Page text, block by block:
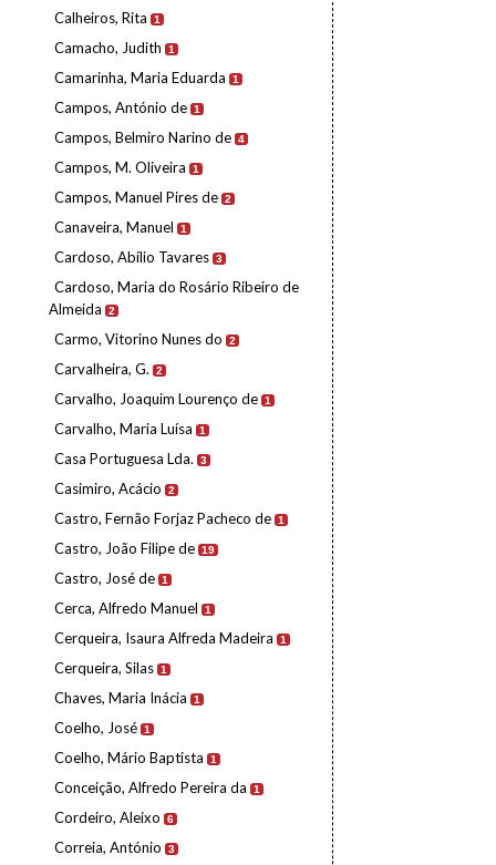
Calheiros, Rita 1
Camacho, Judith 1
Camarinha, Maria Eduarda 1
Campos, António de 1
Campos, Belmiro Narino de 4
Campos, M. Oliveira 1
Campos, Manuel Pires de 2
Canaveira, Manuel 1
Cardoso, Abílio Tavares 3
Cardoso, Maria do Rosário Ribeiro de
Almeida
2
Carmo, Vitorino Nunes do 2
Carvalheira, G. 2
Carvalho, Joaquim Lourenço de 1
Carvalho, Maria Luísa 1
Casa Portuguesa Lda. 3
Casimiro, Acácio 2
Castro, Fernão Forjaz Pacheco de 1
Castro, João Filipe de 19
Castro, José de 1
Cerca, Alfredo Manuel 1
Cerqueira, Isaura Alfreda Madeira 1
Cerqueira, Silas 1
Chaves, Maria Inácia 1
Coelho, José 1
Coelho, Mário Baptista 1
Conceição, Alfredo Pereira da 1
Cordeiro, Aleixo 6
Correia, António 3